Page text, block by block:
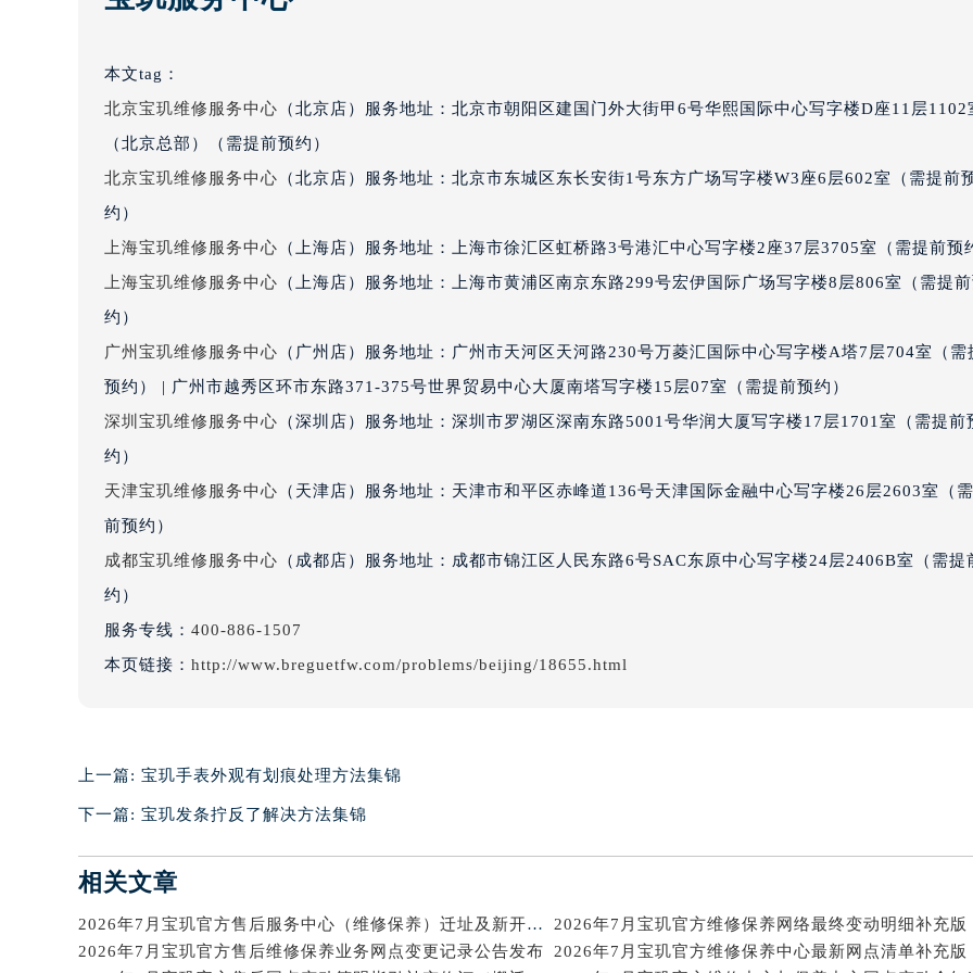
吉林省延边市延吉市解放路宝玑售后服务中心（需提前预约）
辽宁省鞍山市铁东区站前街宝玑售后服务中心（需提前预约）
辽宁省本溪市平山区胜利路宝玑售后服务中心（需提前预约）
辽宁省丹东市振兴区七经街宝玑售后服务中心（需提前预约）
辽宁省锦州市古塔区中央大街宝玑售后服务中心（需提前预约）
辽宁省辽阳市白塔区新运大街宝玑售后服务中心（需提前预约）
辽宁省盘锦市兴隆台区石油大街宝玑售后服务中心（需提前预约）
辽宁省营口市站前区市府路与渤海大街交叉口宝玑售后服务中心（需提前预约）
北京市朝阳区建国门外大街甲6号华熙国际中心D座11层1102室宝玑售后服务中心（北京总部）（需
河北省保定市竞秀区朝阳北大街北国先天下宝玑售后服务中心（需提前预约）
内蒙古自治区阿拉善盟市左旗土尔扈特大街宝玑售后服务中心（需提前预约）
内蒙古自治区鄂尔多斯市东胜区伊金霍洛街宝玑售后服务中心（需提前预约）
内蒙古自治区呼伦贝尔市海拉尔区中央街宝玑售后服务中心（需提前预约）
内蒙古自治区锡林郭勒盟市锡林浩特市光明街与额尔敦路交叉口宝玑售后服务中心（需提前预约）
内蒙古自治区兴安盟市乌兰浩特市兴安大街宝玑售后服务中心（需提前预约）
本文tag：
北京宝玑维修服务中心 （北京店）服务地址：北京市朝阳区建国门外大街甲6号华熙国际中心写字楼D座11层1102
（北京总部）（需提前预约）
北京宝玑维修服务中心 （北京店）服务地址：北京市东城区东长安街1号东方广场写字楼W3座6层602室（需提前
约）
上海宝玑维修服务中心 （上海店）服务地址：上海市徐汇区虹桥路3号港汇中心写字楼2座37层3705室（需提前预
上海宝玑维修服务中心 （上海店）服务地址：上海市黄浦区南京东路299号宏伊国际广场写字楼8层806室（需提前
约）
广州宝玑维修服务中心 （广州店）服务地址：广州市天河区天河路230号万菱汇国际中心写字楼A塔7层704室（需
预约） | 广州市越秀区环市东路371-375号世界贸易中心大厦南塔写字楼15层07室（需提前预约）
深圳宝玑维修服务中心 （深圳店）服务地址：深圳市罗湖区深南东路5001号华润大厦写字楼17层1701室（需提前
约）
天津宝玑维修服务中心 （天津店）服务地址：天津市和平区赤峰道136号天津国际金融中心写字楼26层2603室（
前预约）
成都宝玑维修服务中心 （成都店）服务地址：成都市锦江区人民东路6号SAC东原中心写字楼24层2406B室（需提
约）
服务专线： 400-886-1507
本页链接： http://www.breguetfw.com/problems/beijing/18655.html
上一篇: 宝玑手表外观有划痕处理方法集锦
下一篇: 宝玑发条拧反了解决方法集锦
相关文章
2026年7月宝玑官方售后服务中心（维修保养）迁址及新开补充最终通告
2026年7月宝玑官方售后维修保养业务网点变更记录公告发布